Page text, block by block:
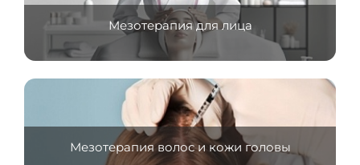
Мезотерапия для лица
Мезотерапия волос и кожи головы